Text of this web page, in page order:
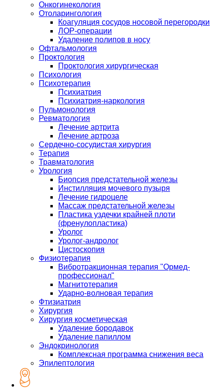
Онкогинекология
Отоларингология
Коагуляция сосудов носовой перегородки
ЛОР-операции
Удаление полипов в носу
Офтальмология
Проктология
Проктология хирургическая
Психология
Психотерапия
Психиатрия
Психиатрия-наркология
Пульмонология
Ревматология
Лечение артрита
Лечение артроза
Сердечно-сосудистая хирургия
Терапия
Травматология
Урология
Биопсия предстательной железы
Инстилляция мочевого пузыря
Лечение гидроцеле
Массаж предстательной железы
Пластика уздечки крайней плоти
(френулопластика)
Уролог
Уролог-андролог
Цистоскопия
Физиотерапия
Вибротракционная терапия "Ормед-
профессионал"
Магнитотерапия
Ударно-волновая терапия
Фтизиатрия
Хирургия
Хирургия косметическая
Удаление бородавок
Удаление папиллом
Эндокринология
Комплексная программа снижения веса
Эпилептология